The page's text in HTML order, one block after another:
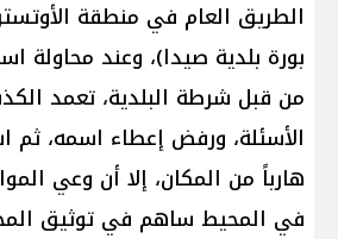
الطريق العام في منطقة
بورة بلدية صيدا)، وعند محاولة
من قبل شرطة البلدية، تعمد
الأسئلة، ورفض إعطاء اسمه، ثم
هارباً من المكان، إلا أن وعي
في المحيط ساهم في توثيق